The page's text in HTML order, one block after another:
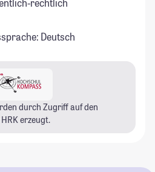
rechtlich
Deutsch
durch Zugriff auf den
erzeugt.